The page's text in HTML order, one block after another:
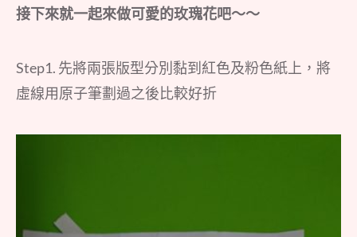
接下來就一起來做可愛的玫瑰花吧～～
Step1. 先將兩張版型分別黏到紅色及粉色紙上，將
虛線用原子筆劃過之後比較好折